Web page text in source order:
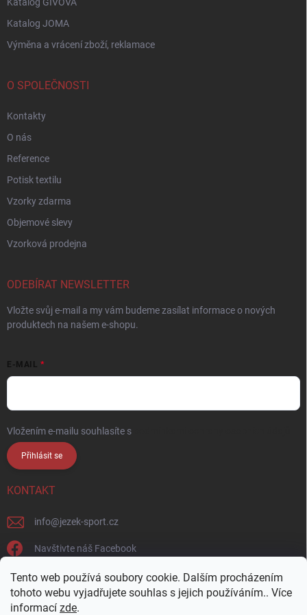
Tento web používá soubory cookie. Dalším procházením
tohoto webu vyjadřujete souhlas s jejich používáním.. Více
informací zde.
Katalog JOMA
Výměna a vrácení zboží, reklamace
O SPOLEČNOSTI
Kontakty
O nás
Reference
Potisk textilu
Vzorky zdarma
Objemové slevy
Vzorková prodejna
ODEBÍRAT NEWSLETTER
Vložte svůj e-mail a my vám budeme zasílat informace o nových
produktech na našem e-shopu.
E-MAIL
Vložením e-mailu souhlasíte s
Přihlásit se
KONTAKT
info@jezek-sport.cz
Navštivte náš Facebook
jezek_sport_np/